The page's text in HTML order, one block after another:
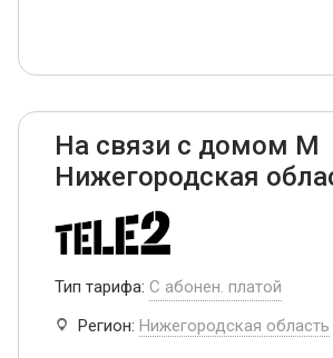
На связи с домом М
Нижегородская
Тип тарифа: С абонен. платой
Регион: Нижегородская область